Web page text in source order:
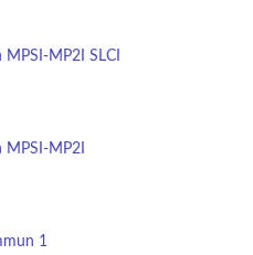
MPSI-MP2I SLCI
MPSI-MP2I
1